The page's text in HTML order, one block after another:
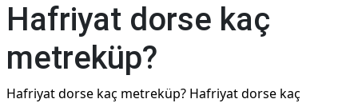
Hafriyat dorse kaç
metreküp?
Hafriyat dorse kaç metreküp? Hafriyat dorse kaç